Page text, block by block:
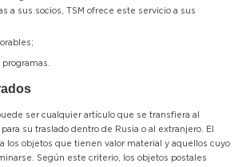
a sus socios, TSM ofrece este servicio a sus
ser cualquier artículo que se transfiera al
su traslado dentro de Rusia o al extranjero. El
los objetos que tienen valor material y aquellos cuyo
Según este criterio, los objetos postales